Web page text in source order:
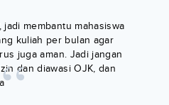
jadi membantu mahasiswa
kuliah per bulan agar
juga aman. Jadi jangan
dan diawasi OJK, dan